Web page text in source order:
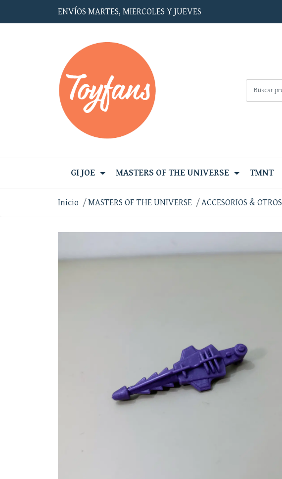
ENVÍOS MARTES, MIERCOLES Y JUEVES
GI JOE MASTERS OF THE UNIVERSE TMNT
Inicio MASTERS OF THE UNIVERSE ACCESORIOS & OTROS